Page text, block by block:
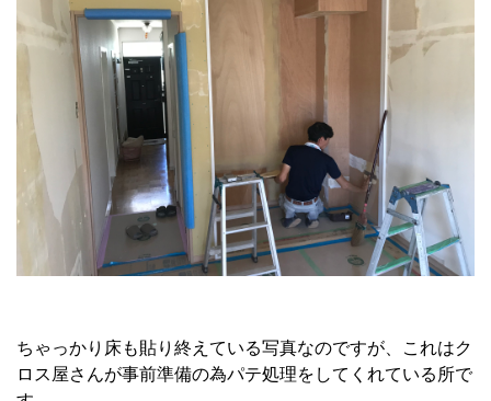
ちゃっかり床も貼り終えている写真なのですが、これはク
ロス屋さんが事前準備の為パテ処理をしてくれている所で